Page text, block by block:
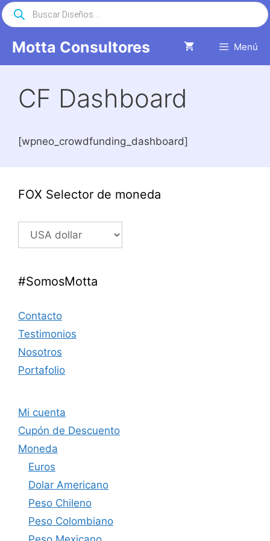
Saltar
al
Motta Consultores Menú
Búsqueda
de
productos
CF Dashboard
[wpneo_crowdfunding_dashboard]
FOX Selector de moneda
#SomosMotta
Contacto
Testimonios
Nosotros
Portafolio
Mi cuenta
Cupón de Descuento
Moneda
Euros
Dolar Americano
Peso Chileno
Peso Colombiano